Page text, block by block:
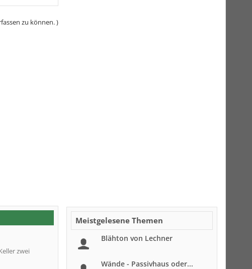
zu können. )
zwei
Meistgelesene Themen
Blähton von Lechner
Wände - Passivhaus oder...